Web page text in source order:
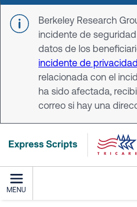
Skip to main content
Berkeley Research
incidente de
datos de los
incidente de privacidad
relacionada con el
ha sido afectada,
correo si hay una
MENU